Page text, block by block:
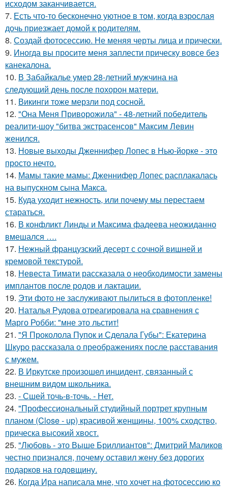
исходом заканчивается.
7. Есть что-то бесконечно уютное в том, когда взрослая
дочь приезжает домой к родителям.
8. Создай фотосессию. Не меняя черты лица и прически.
9. Иногда вы просите меня заплести прическу вовсе без
канекалона.
10. В Забайкалье умер 28-летний мужчина на
следующий день после похорон матери.
11. Викинги тоже мерзли под сосной.
12. "Она Меня Приворожила" - 48-летний победитель
реалити-шоу "битва экстрасенсов" Максим Левин
женился.
13. Новые выходы Дженнифер Лопес в Нью-йорке - это
просто нечто.
14. Мамы такие мамы: Дженнифер Лопес расплакалась
на выпускном сына Макса.
15. Куда уходит нежность, или почему мы перестаем
стараться.
16. В конфликт Линды и Максима фадеева неожиданно
вмешался ….
17. Нежный французский десерт с сочной вишней и
кремовой текстурой.
18. Невеста Тимати рассказала о необходимости замены
имплантов после родов и лактации.
19. Эти фото не заслуживают пылиться в фотопленке!
20. Наталья Рудова отреагировала на сравнения с
Марго Робби: "мне это льстит!
21. "Я Проколола Пупок и Сделала Губы": Екатерина
Шкуро рассказала о преображениях после расставания
с мужем.
22. В Иркутске произошел инцидент, связанный с
внешним видом школьника.
23. - Сшей точь-в-точь. - Нет.
24. "Профессиональный студийный портрет крупным
планом (Close - up) красивой женщины, 100% сходство,
прическа высокий хвост.
25. "Любовь - это Выше Бриллиантов": Дмитрий Маликов
честно признался, почему оставил жену без дорогих
подарков на годовщину.
26. Когда Ира написала мне, что хочет на фотосессию ко